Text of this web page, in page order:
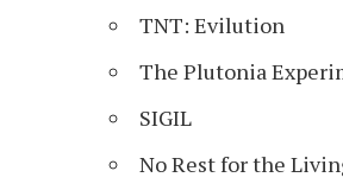
TNT: Evilution
The Plutonia
SIGIL
No Rest for the